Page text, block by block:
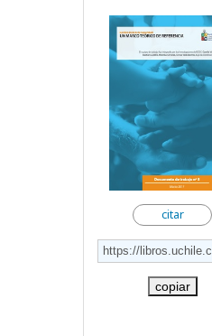
citar
copiar